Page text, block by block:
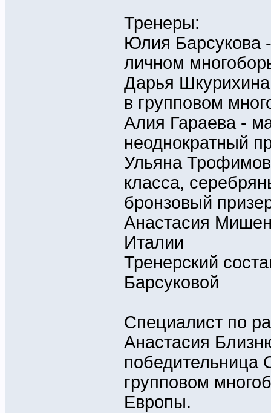
Тренеры:
Юлия Барсукова
личном
Дарья
в групповом
Алия Гараева -
неоднократный
Ульяна
класса,
бронзовый
Анастасия
Италии
Тренерский
Барсуковой
Специалист по
Анастасия
победительница
групповом
Европы.